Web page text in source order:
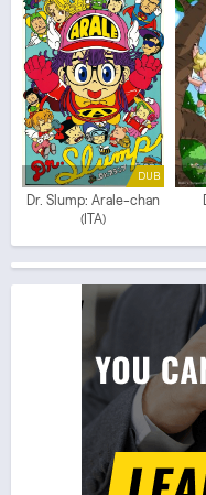
DUB
Dr. Slump: Arale-chan
(ITA)